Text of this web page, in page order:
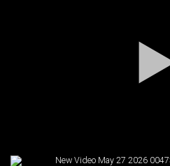
New Video May 27 2026